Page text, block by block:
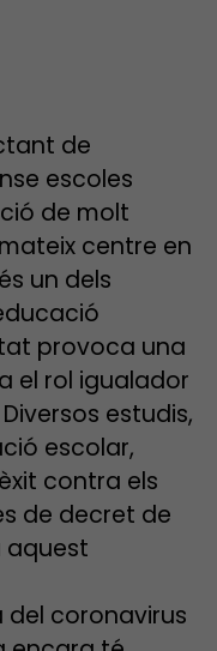
de
escoles
de molt
centre en
un dels
provoca una
el rol igualador
estudis,
escolar,
contra els
de decret de
aquest
del coronavirus